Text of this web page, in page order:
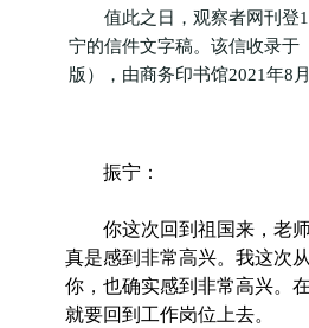
值此之日，观察者网刊登
宁的信件文字稿。该信收录于
版），由商务印书馆2021年8月
振宁：
你这次回到祖国来，老师
真是感到非常高兴。我这次
你，也确实感到非常高兴。
就要回到工作岗位上去。